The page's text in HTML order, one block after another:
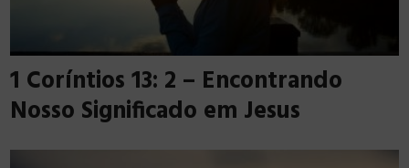
1 Coríntios 13: 2 – Encontrando
Nosso Significado em Jesus